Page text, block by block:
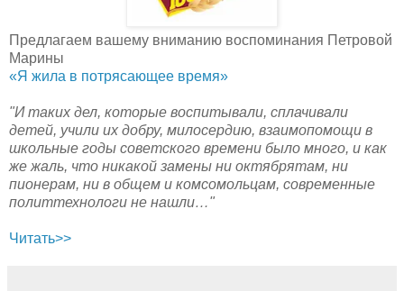
Предлагаем вашему вниманию воспоминания Петровой
Марины
«Я жила в потрясающее время»
"И таких дел, которые воспитывали, сплачивали
детей, учили их добру, милосердию, взаимопомощи в
школьные годы советского времени было много, и как
же жаль, что никакой замены ни октябрятам, ни
пионерам, ни в общем и комсомольцам, современные
политтехнологи не нашли…"
Читать>>